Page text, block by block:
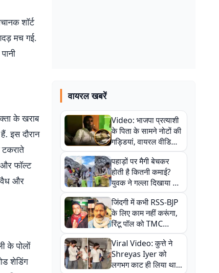
शॉर्ट
मच गई.
के खराब
इस दौरान
फॉल्ट
वैध और
के पोलों
शेडिंग
वायरल खबरें
Video: भाजपा प्रत्याशी
के पिता के सामने नोटों की
गड्डियां, वायरल वीडियो
से राजनीति में उबाल,
अजित महतो बोले- TMC
की गंदी चाल
पहाड़ों पर मैगी बेचकर
होती है कितनी कमाई?
युवक ने गल्ला दिखाया तो
नौकरी वालों के खड़े हो गए
कान
जिंदगी में कभी RSS-BJP
के लिए काम नहीं करूंगा,
रिंटू पॉल को TMC
ऑफिस में ले जाकर पीटा,
Video वायरल
Viral Video: कुत्ते ने
Shreyas Iyer को
लगभग काट ही लिया था,